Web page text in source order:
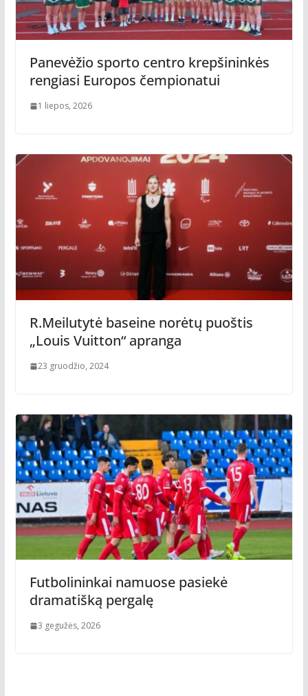
Panevėžio sporto centro krepšininkės
rengiasi Europos čempionatui
1 liepos, 2026
R.Meilutytė baseine norėtų puoštis
„Louis Vuitton“ apranga
23 gruodžio, 2024
Futbolininkai namuose pasiekė
dramatišką pergalę
3 gegužės, 2026